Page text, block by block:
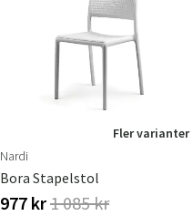
Fler varianter
Nardi
Bora Stapelstol
977 kr1 085 kr